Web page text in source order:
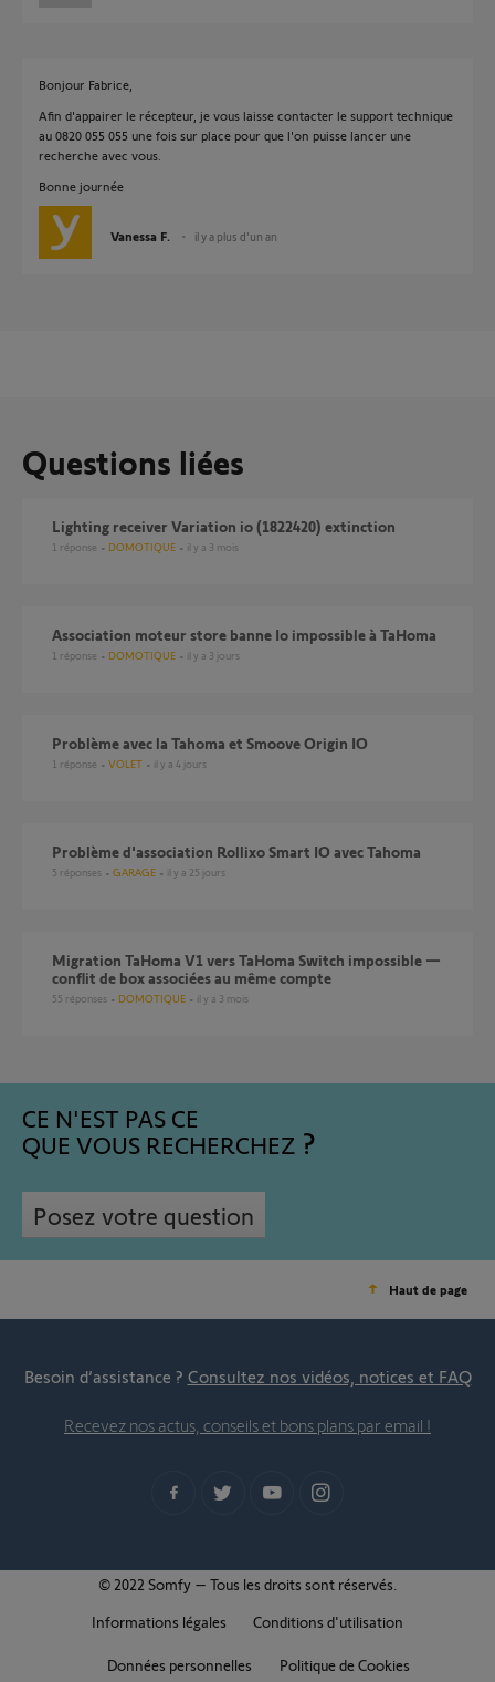
Bonjour Fabrice,
Afin d'appairer le récepteur, je vous laisse contacter le support technique
au 0820 055 055 une fois sur place pour que l'on puisse lancer une
recherche avec vous.
Bonne journée
Vanessa F. il y a plus d'un an
Questions liées
Lighting receiver Variation io (1822420) extinction
1 réponse DOMOTIQUE il y a 3 mois
Association moteur store banne Io impossible à TaHoma
1 réponse DOMOTIQUE il y a 3 jours
Problème avec la Tahoma et Smoove Origin IO
1 réponse VOLET il y a 4 jours
Problème d'association Rollixo Smart IO avec Tahoma
5 réponses GARAGE il y a 25 jours
Migration TaHoma V1 vers TaHoma Switch impossible —
conflit de box associées au même compte
55 réponses DOMOTIQUE il y a 3 mois
CE N'EST PAS CE
QUE VOUS RECHERCHEZ
Posez votre question
Haut de page
Besoin d’assistance ? Consultez nos vidéos, notices et FAQ
Recevez nos actus, conseils et bons plans par email !
© 2022 Somfy – Tous les droits sont réservés.
Informations légales
Conditions d'utilisation
Données personnelles Politique de Cookies